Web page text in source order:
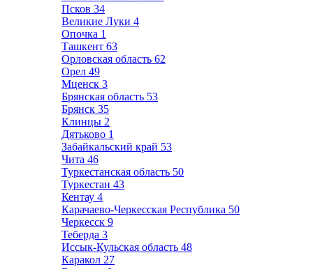
Псков 34
Великие Луки 4
Опочка 1
Ташкент 63
Орловская область 62
Орел 49
Мценск 3
Брянская область 53
Брянск 35
Клинцы 2
Дятьково 1
Забайкальский край 53
Чита 46
Туркестанская область 50
Туркестан 43
Кентау 4
Карачаево-Черкесская Республика 50
Черкесск 9
Теберда 3
Иссык-Кульская область 48
Каракол 27